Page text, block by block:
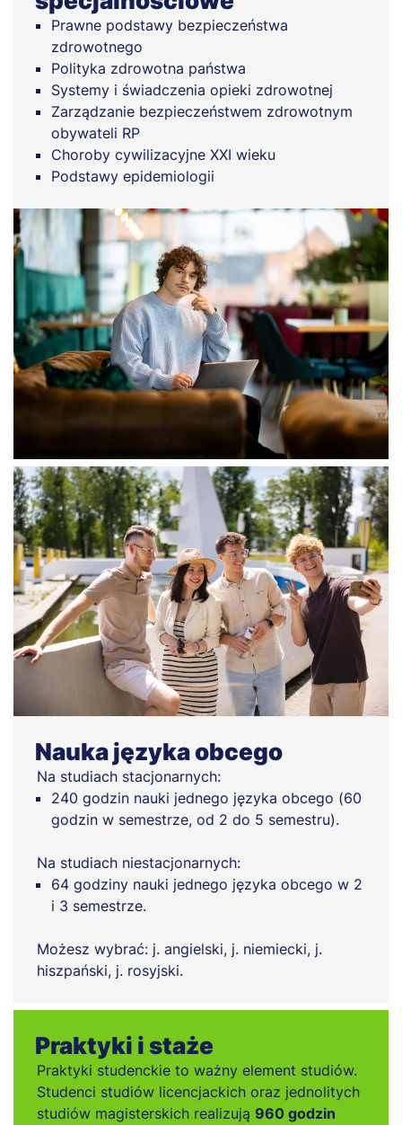
Prawne podstawy bezpieczeństwa
zdrowotnego
Polityka zdrowotna państwa
Systemy i świadczenia opieki zdrowotnej
Zarządzanie bezpieczeństwem zdrowotnym
obywateli RP
Choroby cywilizacyjne XXI wieku
Podstawy epidemiologii
Nauka języka obcego
Na studiach stacjonarnych:
240 godzin nauki jednego języka obcego (60
godzin w semestrze, od 2 do 5 semestru).
Na studiach niestacjonarnych:
64 godziny nauki jednego języka obcego w 2
i 3 semestrze.
Możesz wybrać: j. angielski, j. niemiecki, j.
hiszpański, j. rosyjski.
Praktyki i staże
Praktyki studenckie to ważny element studiów.
Studenci studiów licencjackich oraz jednolitych
studiów magisterskich realizują 960 godzin